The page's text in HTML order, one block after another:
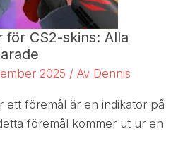
för CS2-skins: Alla
2025 / Av Dennis
ett föremål är en indikator på
föremål kommer ut ur en